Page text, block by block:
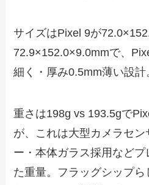
サイズはPixel 9が
72.9×152.0×9.0mmで、
細く・厚み0.5mm薄い設計
重さは198g vs 193.5gで
が、これは大型カメラセン
ー・本体ガラス採用など
た重量。フラッグシップ